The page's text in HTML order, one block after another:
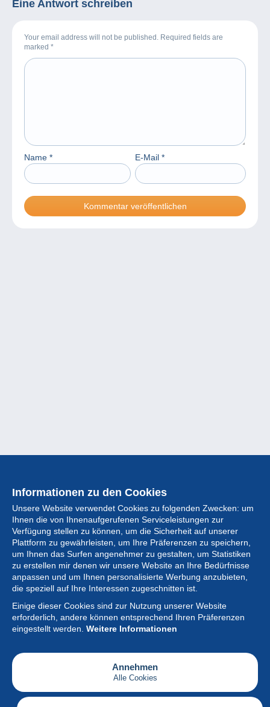
Eine Antwort schreiben
Your email address will not be published. Required fields are
marked *
Name * E-Mail *
Informationen zu den Cookies
Unsere Website verwendet Cookies zu folgenden Zwecken: um
Ihnen die von Ihnenaufgerufenen Serviceleistungen zur
Verfügung stellen zu können, um die Sicherheit auf unserer
Plattform zu gewährleisten, um Ihre Präferenzen zu speichern,
um Ihnen das Surfen angenehmer zu gestalten, um Statistiken
zu erstellen mir denen wir unsere Website an Ihre Bedürfnisse
anpassen und um Ihnen personalisierte Werbung anzubieten,
die speziell auf Ihre Interessen zugeschnitten ist.
Einige dieser Cookies sind zur Nutzung unserer Website
erforderlich, andere können entsprechend Ihren Präferenzen
eingestellt werden. Weitere Informationen
Annehmen
Alle Cookies
Sammlung
Neuigkeiten
Artikel
Gesellschaft
Serviceleistungen